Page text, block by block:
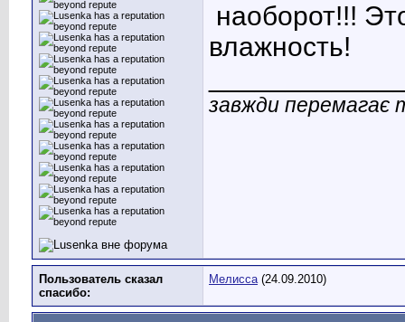
наоборот!!!
влажность!
завжди перемагає
Пользователь сказал
cпасибо:
Мелисса(24.09.2010)